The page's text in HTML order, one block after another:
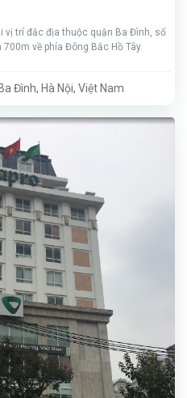
vị trí đắc địa thuộc quận Ba Đình, số
về phía Đông Bắc Hồ Tây.
Đình, Hà Nội, Việt Nam